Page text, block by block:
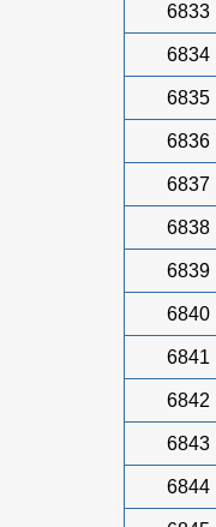
6833
6834
6835
6836
6837
6838
6839
6840
6841
6842
6843
6844